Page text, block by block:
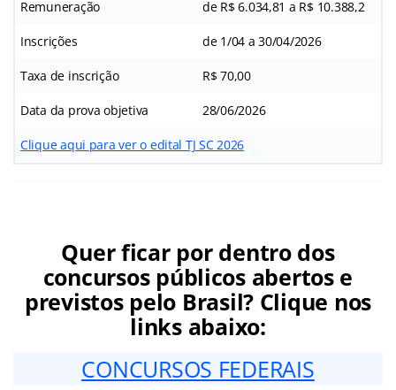
Remuneração de R$ 6.034,81 a R$ 10.388,2
Inscrições de 1/04 a 30/04/2026
Taxa de inscrição R$ 70,00
Data da prova objetiva 28/06/2026
Clique aqui para ver o edital TJ SC 2026
Quer ficar por dentro dos
concursos públicos abertos e
previstos pelo Brasil? Clique nos
links abaixo:
CONCURSOS FEDERAIS